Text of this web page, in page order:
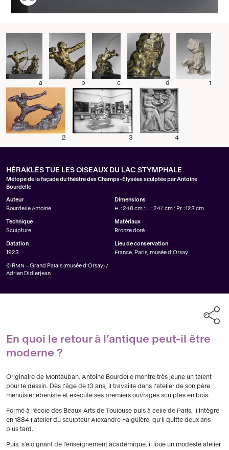
a b c d 1
2 3 4
HÉRAKLÈS TUE LES OISEAUX DU LAC STYMPHALE
Métope de la façade du théâtre des Champs-Élysées sculptée par Antoine
Bourdelle
Auteur
Bourdelle Antoine
Dimensions
H. : 248 cm ; L. : 247 cm ; Pr. : 123 cm
Technique
Sculpture
Matériaux
Bronze doré
Datation
1923
Lieu de conservation
France, Paris, musée d’Orsay
© RMN – Grand Palais (musée d’Orsay) /
Adrien Didierjean
En quoi le retour à l’antique peut-il être
moderne ?
Originaire de Montauban, Antoine Bourdelle montre très jeune un talent
pour le dessin. Dès l'âge de 13 ans, il travaille dans l'atelier de son père
menuisier ébéniste et exécute ses premiers ouvrages sculptés en bois.
Formé à l'école des Beaux-Arts de Toulouse puis à celle de Paris, il intègre
en 1884 l'atelier du sculpteur Alexandre Falguière, qu'il quitte deux ans
plus tard.
Puis, s'éloignant de l'enseignement académique, il loue un modeste atelier